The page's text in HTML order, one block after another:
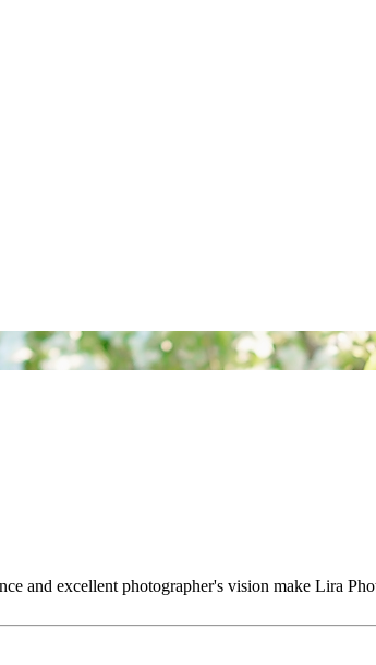
and excellent photographer's vision make Lira